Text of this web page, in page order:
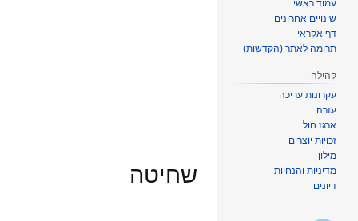
שחיטה
עמוד ראשי
שינויים אחרונים
דף אקראי
תרומה לאתר (הקדשות)
קהילה
עקרונות עריכה
עזרה
ארגז חול
זכויות יוצרים
מילון
מדיניות והנחיות
דיונים